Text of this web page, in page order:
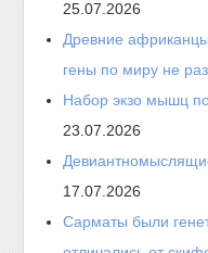
25.07.2026
Древние
гены по миру не
Набор экзо мышц
23.07.2026
17.07.2026
Сарматы были